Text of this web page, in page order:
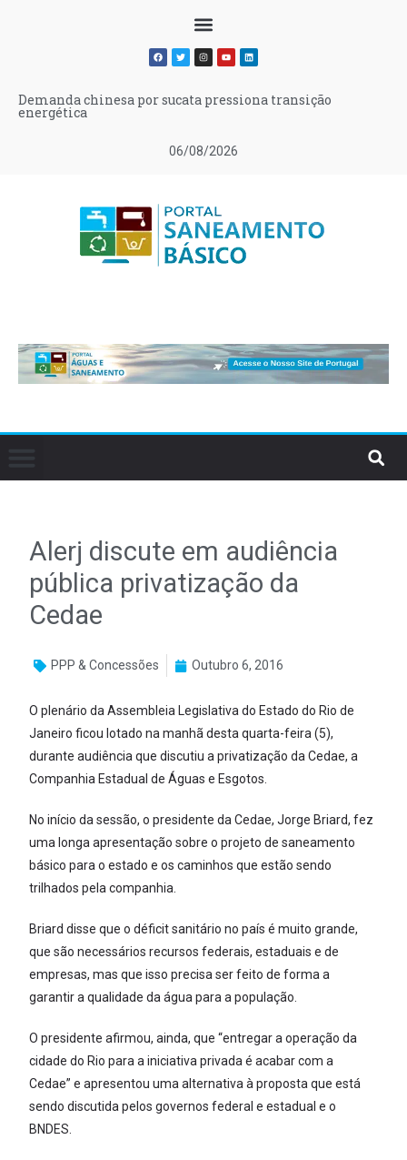
06/08/2026
Demanda chinesa por sucata pressiona transição
energética
Alerj discute em audiência
pública privatização da
Cedae
PPP & Concessões Outubro 6, 2016
O plenário da Assembleia Legislativa do Estado do Rio de
Janeiro ficou lotado na manhã desta quarta-feira (5),
durante audiência que discutiu a privatização da Cedae, a
Companhia Estadual de Águas e Esgotos.
No início da sessão, o presidente da Cedae, Jorge Briard, fez
uma longa apresentação sobre o projeto de saneamento
básico para o estado e os caminhos que estão sendo
trilhados pela companhia.
Briard disse que o déficit sanitário no país é muito grande,
que são necessários recursos federais, estaduais e de
empresas, mas que isso precisa ser feito de forma a
garantir a qualidade da água para a população.
O presidente afirmou, ainda, que “entregar a operação da
cidade do Rio para a iniciativa privada é acabar com a
Cedae” e apresentou uma alternativa à proposta que está
sendo discutida pelos governos federal e estadual e o
BNDES.